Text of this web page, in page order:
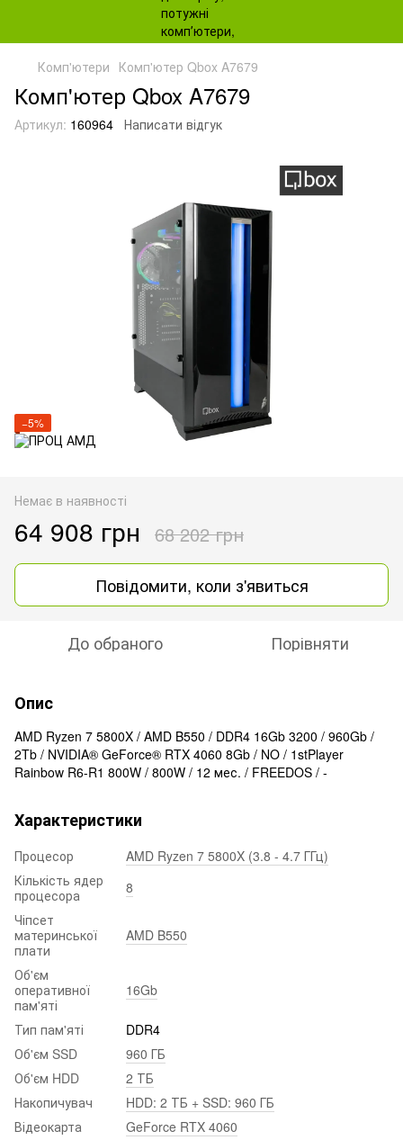
Комп'ютери Комп'ютер Qbox A7679
Комп'ютер Qbox A7679
Артикул: 160964 Написати відгук
−5%
Немає в наявності
64 908 грн 68 202 грн
Повідомити, коли з'явиться
До обраного Порівняти
Опис
AMD Ryzen 7 5800X / AMD B550 / DDR4 16Gb 3200 / 960Gb /
2Tb / NVIDIA® GeForce® RTX 4060 8Gb / NO / 1stPlayer
Rainbow R6-R1 800W / 800W / 12 мес. / FREEDOS / -
Характеристики
Процесор
AMD Ryzen 7 5800X (3.8 - 4.7 ГГц)
Кількість ядер
процесора
8
Чіпсет
материнської
плати
AMD B550
Об'єм
оперативної
пам'яті
16Gb
Тип пам'яті
DDR4
Об'єм SSD
960 ГБ
Об'єм HDD
2 ТБ
Накопичувач
HDD: 2 ТБ + SSD: 960 ГБ
Відеокарта
GeForce RTX 4060